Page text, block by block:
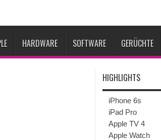
im September erscheinen
HARDWARE SOFTWARE GERÜCHTE
HIGHLIGHTS
iPhone 6s
iPad Pro
Apple TV 4
Apple Watch